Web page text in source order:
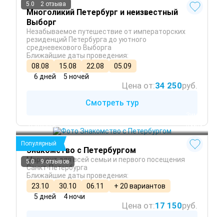
5.0 2 отзыва
Многоликий Петербург и неизвестный
Выборг
Незабываемое путешествие от императорских
резиденций Петербурга до уютного
средневекового Выборга
Ближайшие даты проведения:
08.08
15.08 22.08
05.09
6 дней
5 ночей
Цена от:34 250руб.
Смотреть тур
Павловск
Популярный
5.0 9 отзывов
Весна
Знакомство с Петербургом
Маршрут для всей семьи и первого посещения
Санкт-Петербурга
Ближайшие даты проведения:
23.10
30.10 06.11
+ 20 вариантов
5 дней
4 ночи
Цена от:17 150руб.